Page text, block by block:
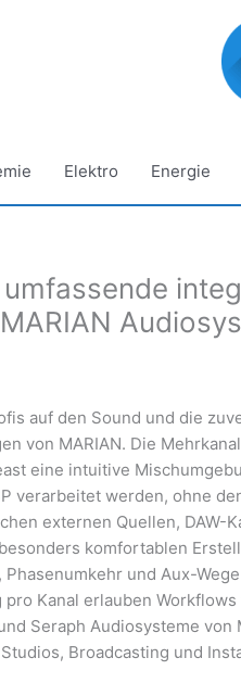
Elektro Energie
umfassende
auf den Sound und die
von MARIAN. Die
eine intuitive
verarbeitet werden, ohne
externen Quellen, DAW-
komfortablen
und Aux-
Kanal erlauben
Seraph Audiosysteme
Broadcasting und